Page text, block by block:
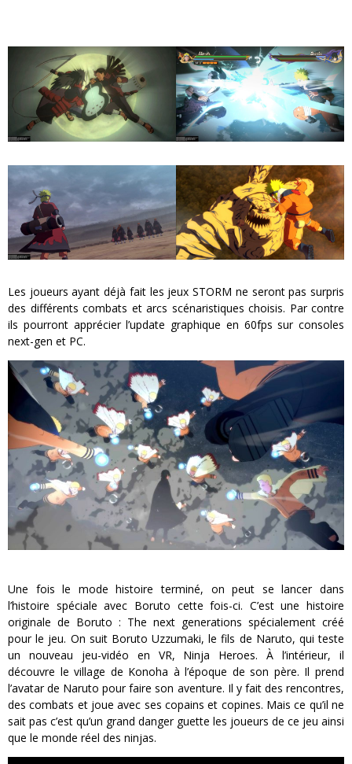
Les joueurs ayant déjà fait les jeux STORM ne seront pas surpris
des différents combats et arcs scénaristiques choisis. Par contre
ils pourront apprécier l’update graphique en 60fps sur consoles
next-gen et PC.
Une fois le mode histoire terminé, on peut se lancer dans
l’histoire spéciale avec Boruto cette fois-ci. C’est une histoire
originale de Boruto : The next generations spécialement créé
pour le jeu. On suit Boruto Uzzumaki, le fils de Naruto, qui teste
un nouveau jeu-vidéo en VR, Ninja Heroes. À l’intérieur, il
découvre le village de Konoha à l’époque de son père. Il prend
l’avatar de Naruto pour faire son aventure. Il y fait des rencontres,
des combats et joue avec ses copains et copines. Mais ce qu’il ne
sait pas c’est qu’un grand danger guette les joueurs de ce jeu ainsi
que le monde réel des ninjas.